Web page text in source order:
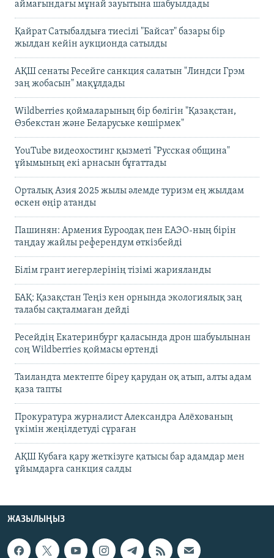
аймағындағы мұнай зауытына шабуылдады
Қайрат Сатыбалдыға тиесілі "Байсат" базары бір
жылдан кейін аукционда сатылды
АҚШ сенаты Ресейге санкция салатын "Линдси Грэм
заң жобасын" мақұлдады
Wildberries қоймаларының бір бөлігін "Қазақстан,
Өзбекстан және Беларуське көшірмек"
YouTube видеохостинг қызметі "Русская община"
ұйымының екі арнасын бұғаттады
Орталық Азия 2025 жылы әлемде туризм ең жылдам
өскен өңір атанды
Пашинян: Армения Еуроодақ пен ЕАЭО-ның бірін
таңдау жайлы референдум өткізбейді
Білім грант иегерлерінің тізімі жарияланды
БАҚ: Қазақстан Теңіз кен орнында экологиялық заң
талабы сақталмаған дейді
Ресейдің Екатеринбург қаласында дрон шабуылынан
соң Wildberries қоймасы өртенді
Таиландта мектепте біреу қарудан оқ атып, алты адам
қаза тапты
Прокуратура журналист Александра Алёхованың
үкімін жеңілдетуді сұраған
АҚШ Кубаға қару жеткізуге қатысы бар адамдар мен
ұйымдарға санкция салды
ЖАЗЫЛЫҢЫЗ